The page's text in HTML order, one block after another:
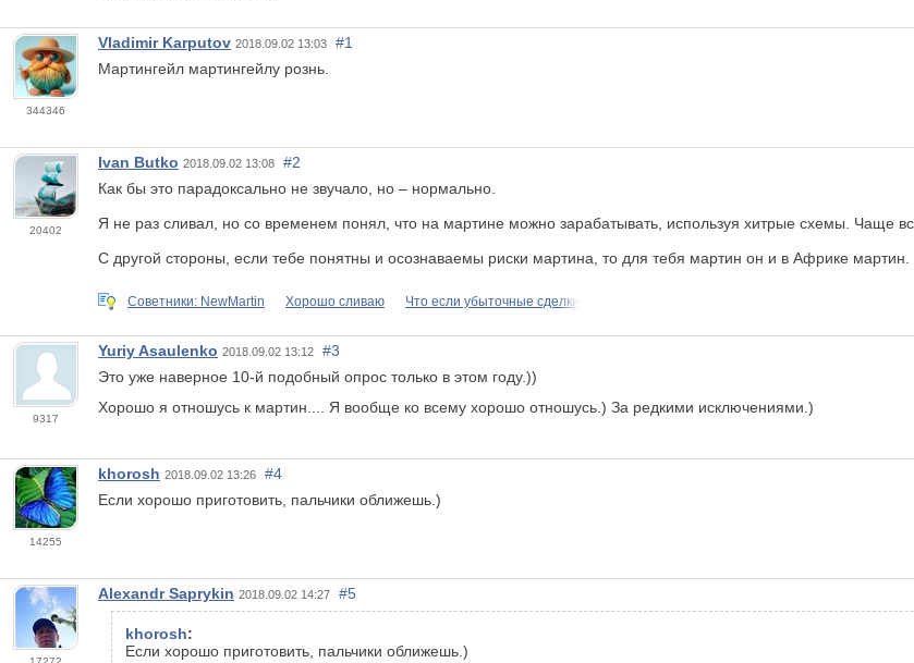
344346
Vladimir Karputov 2018.09.02 13:03
#1
Мартингейл мартингейлу рознь.
20402
Ivan Butko 2018.09.02 13:08
#2
Как бы это парадоксально не звучало, но – нормально.
Я не раз сливал, но со временем понял, что на мартине можно зарабатывать, используя хитрые схемы. Чаще
С другой стороны, если тебе понятны и осознаваемы риски мартина, то для тебя мартин он и в Африке мартин.
Советники: NewMartin Хорошо сливаю Что если убыточные сделки
9317
Yuriy Asaulenko 2018.09.02 13:12
#3
Это уже наверное 10-й подобный опрос только в этом году.))
Хорошо я отношусь к мартин.... Я вообще ко всему хорошо отношусь.) За редкими исключениями.)
14255
khorosh 2018.09.02 13:26
#4
Если хорошо приготовить, пальчики оближешь.)
Alexandr Saprykin 2018.09.02 14:27 #5
khorosh:
Если хорошо приготовить, пальчики оближешь.)